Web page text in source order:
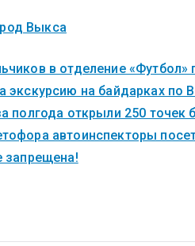
Выкса
в отделение «Футбол»
на байдарках по
полгода открыли 250 точек
автоинспекторы
запрещена!